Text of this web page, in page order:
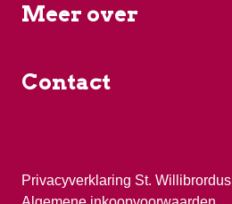
Meer over
Contact
Privacyverklaring St. Willibrordus